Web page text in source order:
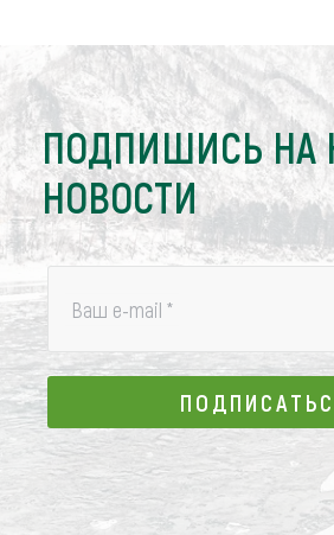
ПОДПИШИСЬ НА
НОВОСТИ
Ваш e-mail *